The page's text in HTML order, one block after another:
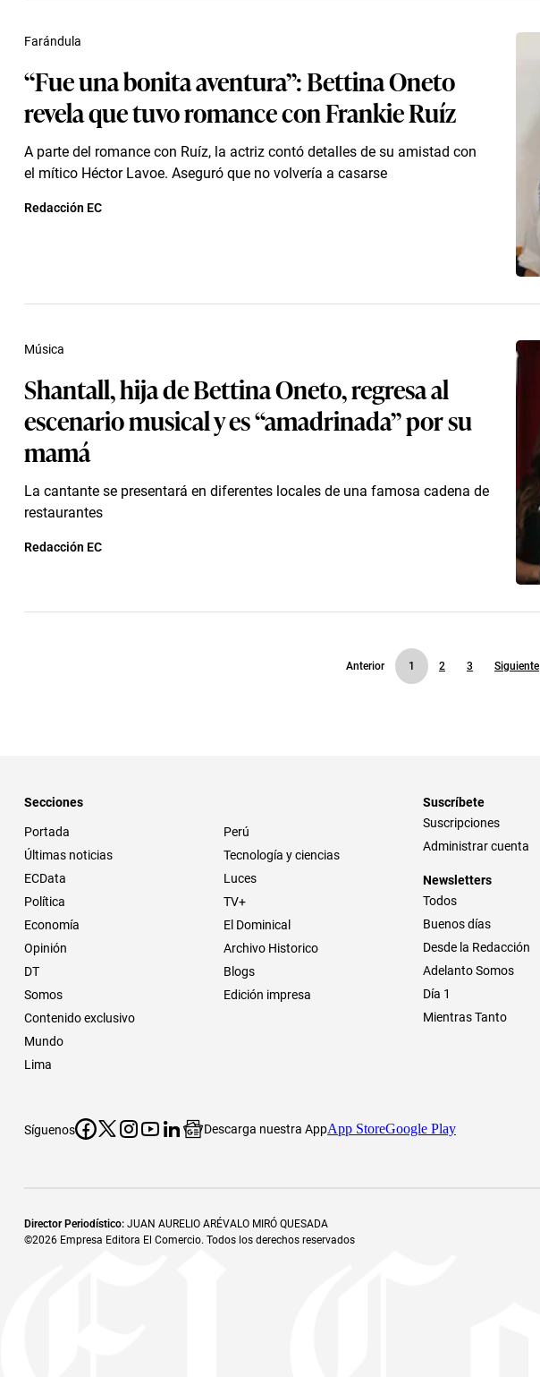
“Fue una bonita aventura”: Bettina Oneto
revela que tuvo romance con Frankie Ruíz
A parte del romance con Ruíz, la actriz contó detalles de su amistad con
el mítico Héctor Lavoe. Aseguró que no volvería a casarse
Farándula
Redacción EC
Shantall, hija de Bettina Oneto, regresa al
escenario musical y es “amadrinada” por su
mamá
La cantante se presentará en diferentes locales de una famosa cadena de
restaurantes
Música
Redacción EC
Anterior 1 2 3 Siguiente
Secciones
Portada
Últimas noticias
ECData
Política
Economía
Opinión
DT
Somos
Contenido exclusivo
Mundo
Lima
Perú
Tecnología y ciencias
Luces
TV+
El Dominical
Archivo Historico
Blogs
Edición impresa
Suscríbete
Suscripciones
Administrar cuenta
Newsletters
Todos
Buenos días
Desde la Redacción
Adelanto Somos
Día 1
Mientras Tanto
Síguenos Descarga nuestra AppApp StoreGoogle Play
Director Periodístico: JUAN AURELIO ARÉVALO MIRÓ QUESADA
©2026 Empresa Editora El Comercio. Todos los derechos reservados